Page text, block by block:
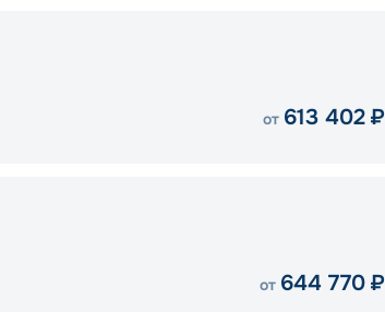
от 613 402 ₽
от 644 770 ₽